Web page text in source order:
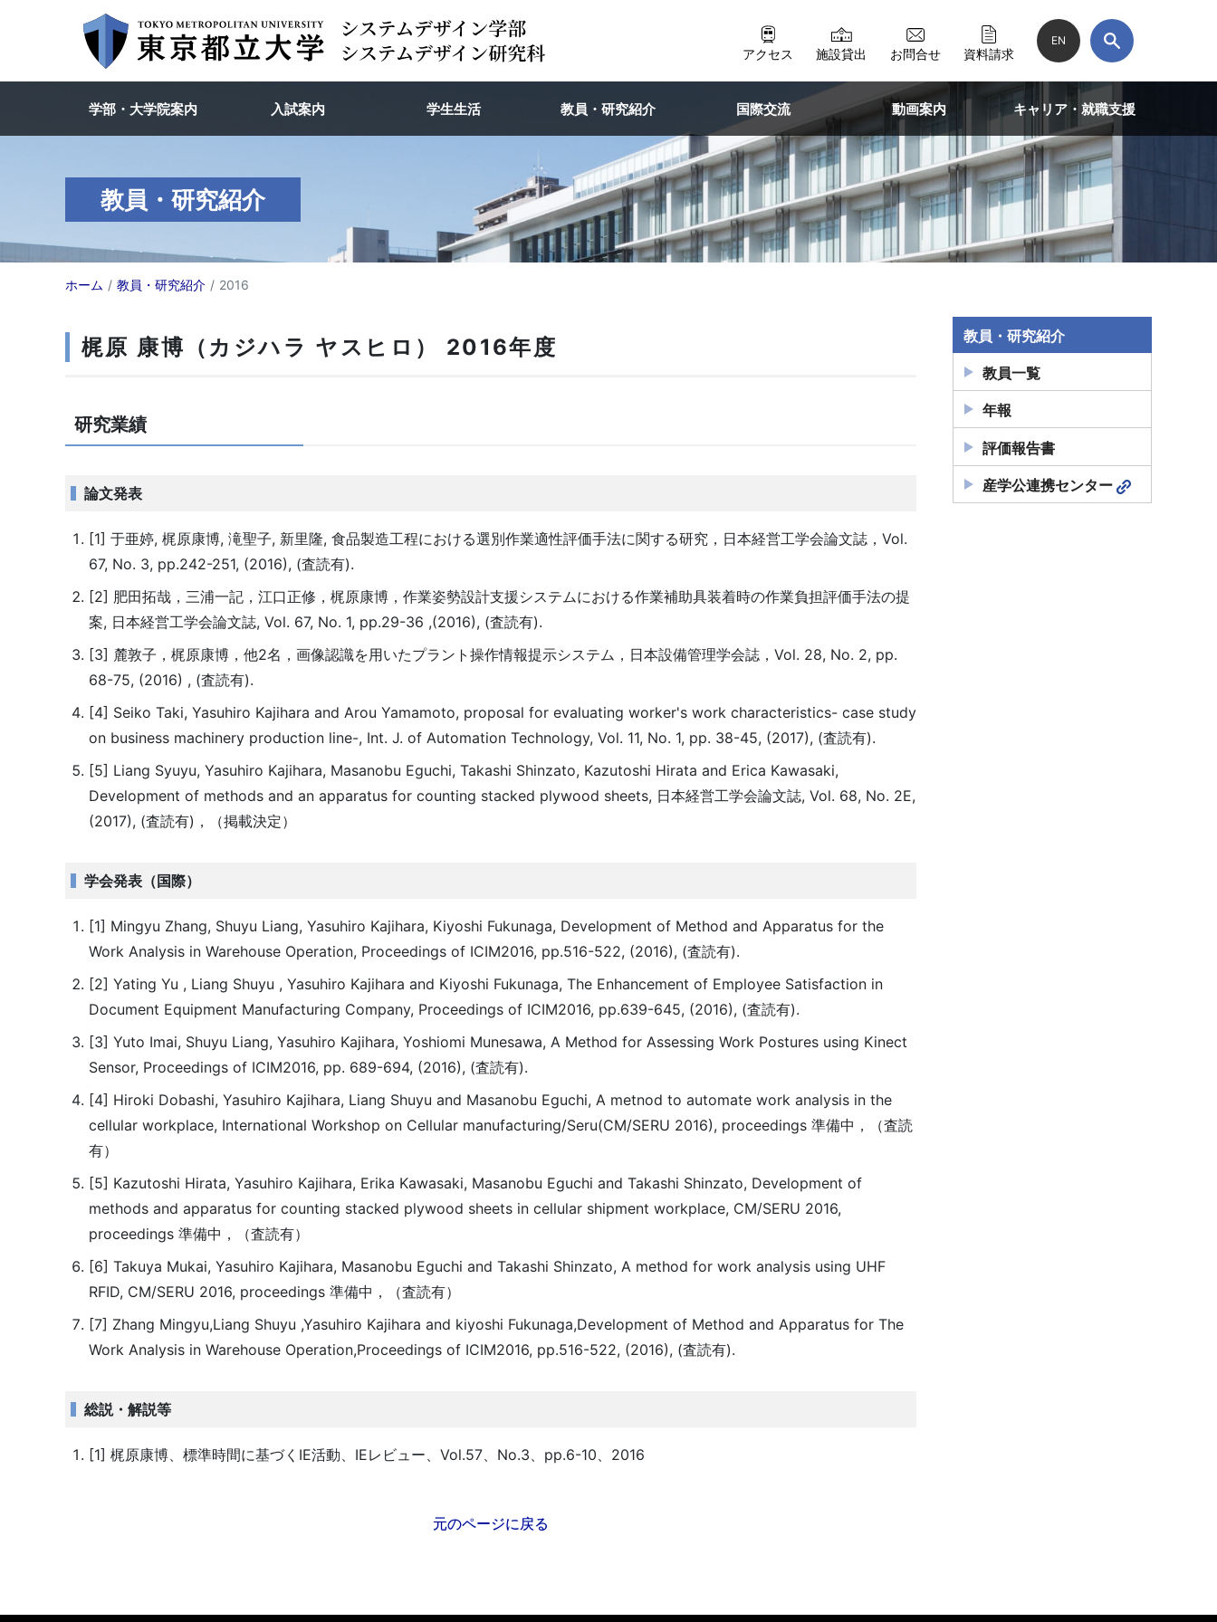
アクセス 施設貸出 お問合せ 資料請求
EN
学部・大学院案内 入試案内 学生生活 教員・研究紹介 国際交流 動画案内 キャリア・就職支援
教員・研究紹介
ホーム 教員・研究紹介 2016
梶原 康博（カジハラ ヤスヒロ） 2016年度
研究業績
論文発表
[1] 于亜婷, 梶原康博, 滝聖子, 新里隆, 食品製造工程における選別作業適性評価手法に関する研究，日本経営工学会論文誌，Vol.
67, No. 3, pp.242-251, (2016), (査読有).
[2] 肥田拓哉，三浦一記，江口正修，梶原康博，作業姿勢設計支援システムにおける作業補助具装着時の作業負担評価手法の提
案, 日本経営工学会論文誌, Vol. 67, No. 1, pp.29-36 ,(2016), (査読有).
[3] 麓敦子，梶原康博，他2名，画像認識を用いたプラント操作情報提示システム，日本設備管理学会誌，Vol. 28, No. 2, pp.
68-75, (2016) , (査読有).
[4] Seiko Taki, Yasuhiro Kajihara and Arou Yamamoto, proposal for evaluating worker's work characteristics- case study
on business machinery production line-, Int. J. of Automation Technology, Vol. 11, No. 1, pp. 38-45, (2017), (査読有).
[5] Liang Syuyu, Yasuhiro Kajihara, Masanobu Eguchi, Takashi Shinzato, Kazutoshi Hirata and Erica Kawasaki,
Development of methods and an apparatus for counting stacked plywood sheets, 日本経営工学会論文誌, Vol. 68, No. 2E,
(2017), (査読有)，（掲載決定）
学会発表（国際）
[1] Mingyu Zhang, Shuyu Liang, Yasuhiro Kajihara, Kiyoshi Fukunaga, Development of Method and Apparatus for the
Work Analysis in Warehouse Operation, Proceedings of ICIM2016, pp.516-522, (2016), (査読有).
[2] Yating Yu , Liang Shuyu , Yasuhiro Kajihara and Kiyoshi Fukunaga, The Enhancement of Employee Satisfaction in
Document Equipment Manufacturing Company, Proceedings of ICIM2016, pp.639-645, (2016), (査読有).
[3] Yuto Imai, Shuyu Liang, Yasuhiro Kajihara, Yoshiomi Munesawa, A Method for Assessing Work Postures using Kinect
Sensor, Proceedings of ICIM2016, pp. 689-694, (2016), (査読有).
[4] Hiroki Dobashi, Yasuhiro Kajihara, Liang Shuyu and Masanobu Eguchi, A metnod to automate work analysis in the
cellular workplace, International Workshop on Cellular manufacturing/Seru(CM/SERU 2016), proceedings 準備中，（査読
有）
[5] Kazutoshi Hirata, Yasuhiro Kajihara, Erika Kawasaki, Masanobu Eguchi and Takashi Shinzato, Development of
methods and apparatus for counting stacked plywood sheets in cellular shipment workplace, CM/SERU 2016,
proceedings 準備中，（査読有）
[6] Takuya Mukai, Yasuhiro Kajihara, Masanobu Eguchi and Takashi Shinzato, A method for work analysis using UHF
RFID, CM/SERU 2016, proceedings 準備中，（査読有）
[7] Zhang Mingyu,Liang Shuyu ,Yasuhiro Kajihara and kiyoshi Fukunaga,Development of Method and Apparatus for The
Work Analysis in Warehouse Operation,Proceedings of ICIM2016, pp.516-522, (2016), (査読有).
総説・解説等
[1] 梶原康博、標準時間に基づくIE活動、IEレビュー、Vol.57、No.3、pp.6-10、2016
元のページに戻る
教員・研究紹介
教員一覧
年報
評価報告書
産学公連携センター